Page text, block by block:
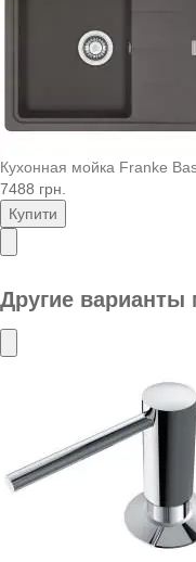
Кухонная мойка Franke
7488 грн.
Купити
Другие варианты